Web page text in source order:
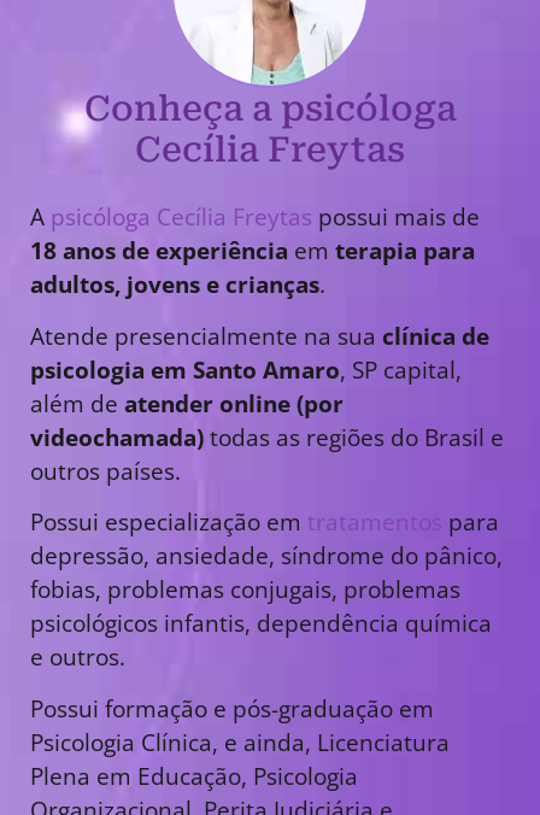
Conheça a psicóloga
Cecília Freytas
A psicóloga Cecília Freytas possui mais de
18 anos de experiência em terapia para
adultos, jovens e crianças.
Atende presencialmente na sua clínica de
psicologia em Santo Amaro, SP capital,
além de atender online (por
videochamada)todas as regiões do Brasil e
outros países.
Possui especialização em tratamentos para
depressão, ansiedade, síndrome do pânico,
fobias, problemas conjugais, problemas
psicológicos infantis, dependência química
e outros.
Possui formação e pós-graduação em
Psicologia Clínica, e ainda, Licenciatura
Plena em Educação, Psicologia